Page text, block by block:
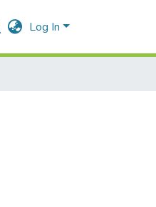
Log In